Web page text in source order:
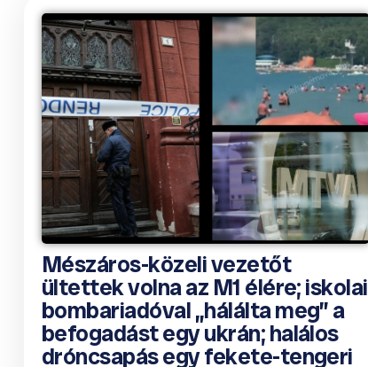
Mészáros-közeli vezetőt
ültettek volna az M1 élére; iskolai
bombariadóval „hálálta meg” a
befogadást egy ukrán; halálos
dróncsapás egy fekete-tengeri